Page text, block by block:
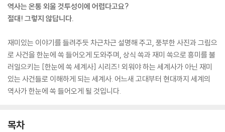
역사는 온통 외울 것투성이에 어렵다고요?
절대! 그렇지 않답니다.
재미있는 이야기를 들려주듯 차근차근 설명해 주고, 풍부한 사진과 그림으
로 사건을 한눈에 쏙 들어오게 도와주며, 상식 쏙과 재미 쏙으로 흥미를 불
러일으키는 [한눈에 쏙 세계사] 시리즈! 외워야 하는 세계사가 아닌 재미
있는 사건들로 이해하게 되는 세계사. 어느새 고대부터 현대까지 세계의
역사가 한눈에 쏙 들어오게 될 것입니다.
목차